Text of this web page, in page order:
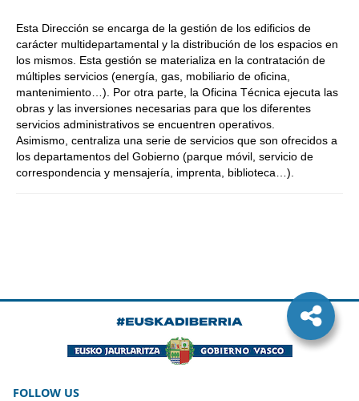
Esta Dirección se encarga de la gestión de los edificios de
carácter multidepartamental y la distribución de los espacios en
los mismos. Esta gestión se materializa en la contratación de
múltiples servicios (energía, gas, mobiliario de oficina,
mantenimiento…). Por otra parte, la Oficina Técnica ejecuta las
obras y las inversiones necesarias para que los diferentes
servicios administrativos se encuentren operativos.
Asimismo, centraliza una serie de servicios que son ofrecidos a
los departamentos del Gobierno (parque móvil, servicio de
correspondencia y mensajería, imprenta, biblioteca…).
FOLLOW US